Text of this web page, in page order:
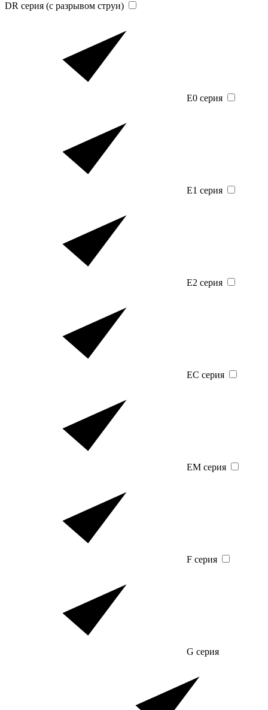
DR серия (с разрывом струи)
E0 серия
E1 серия
E2 серия
EC серия
EM серия
F серия
G серия